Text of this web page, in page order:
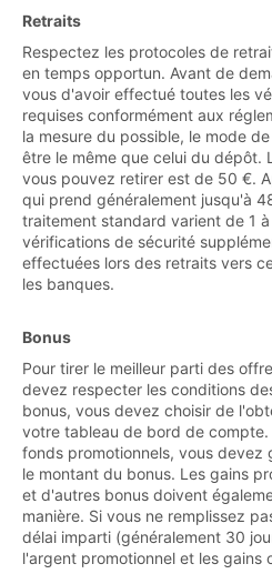
Retraits
Respectez les protocoles de
en temps opportun. Avant de
vous d'avoir effectué toutes les
requises conformément aux
la mesure du possible, le mode
être le même que celui du dépôt.
vous pouvez retirer est de 50 €.
qui prend généralement jusqu'à
traitement standard varient de 1
vérifications de sécurité
effectuées lors des retraits vers
les banques.
Bonus
Pour tirer le meilleur parti des
devez respecter les conditions
bonus, vous devez choisir de
votre tableau de bord de
fonds promotionnels, vous devez
le montant du bonus. Les gains
et d'autres bonus doivent
manière. Si vous ne remplissez
délai imparti (généralement 30
l'argent promotionnel et les gains